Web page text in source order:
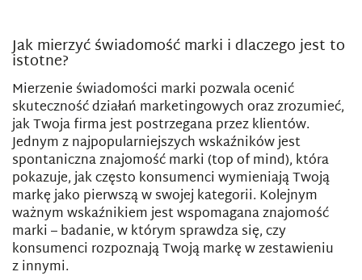
Jak mierzyć świadomość marki i dlaczego jest to
istotne?
Mierzenie świadomości marki pozwala ocenić
skuteczność działań marketingowych oraz zrozumieć,
jak Twoja firma jest postrzegana przez klientów.
Jednym z najpopularniejszych wskaźników jest
spontaniczna znajomość marki (top of mind), która
pokazuje, jak często konsumenci wymieniają Twoją
markę jako pierwszą w swojej kategorii. Kolejnym
ważnym wskaźnikiem jest wspomagana znajomość
marki – badanie, w którym sprawdza się, czy
konsumenci rozpoznają Twoją markę w zestawieniu
z innymi.